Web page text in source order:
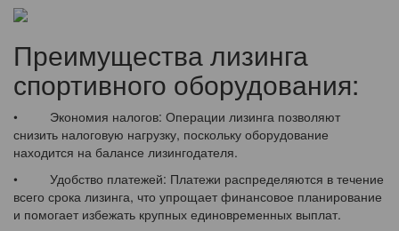
Преимущества лизинга
спортивного оборудования:
• Экономия налогов: Операции лизинга позволяют
снизить налоговую нагрузку, поскольку оборудование
находится на балансе лизингодателя.
• Удобство платежей: Платежи распределяются в течение
всего срока лизинга, что упрощает финансовое планирование
и помогает избежать крупных единовременных выплат.